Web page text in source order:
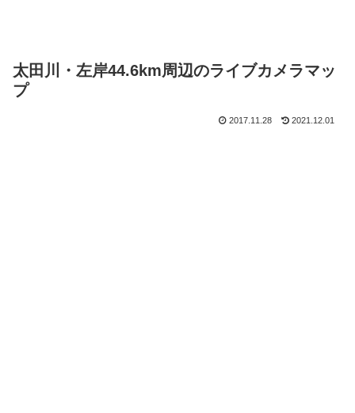
太田川・左岸44.6km周辺のライブカメラマッ
プ
2017.11.28 2021.12.01